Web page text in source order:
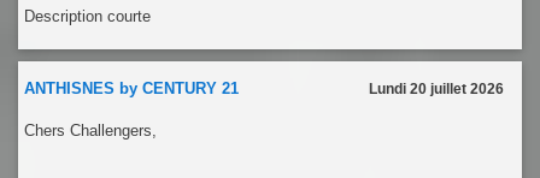
Description courte
ANTHISNES by CENTURY 21 Lundi 20 juillet 2026
Chers Challengers,